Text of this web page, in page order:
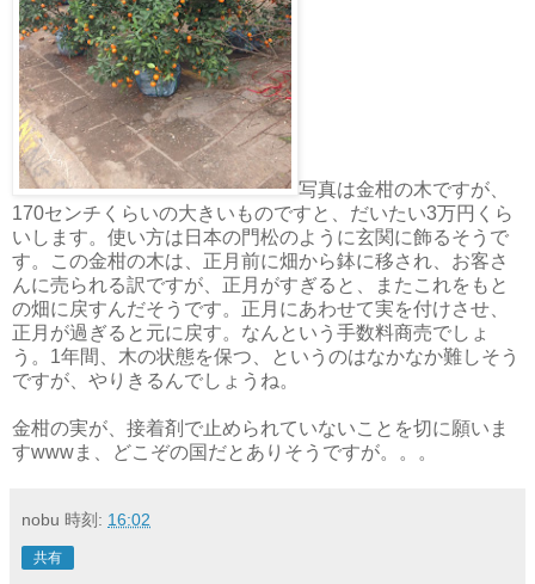
写真は金柑の木ですが、
170センチくらいの大きいものですと、だいたい3万円くら
いします。使い方は日本の門松のように玄関に飾るそうで
す。この金柑の木は、正月前に畑から鉢に移され、お客さ
んに売られる訳ですが、正月がすぎると、またこれをもと
の畑に戻すんだそうです。正月にあわせて実を付けさせ、
正月が過ぎると元に戻す。なんという手数料商売でしょ
う。1年間、木の状態を保つ、というのはなかなか難しそう
ですが、やりきるんでしょうね。
金柑の実が、接着剤で止められていないことを切に願いま
すwwwま、どこぞの国だとありそうですが。。。
nobu 時刻: 16:02
共有